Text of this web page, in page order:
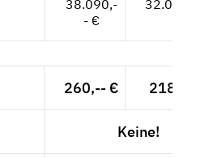
38.090,-
- €
32.008,--
260,-- € 218,49 €
Keine!